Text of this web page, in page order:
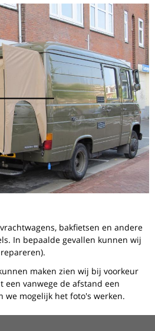
bakfietsen en andere
In bepaalde gevallen kunnen wij
maken zien wij bij voorkeur
vanwege de afstand een
we mogelijk het foto's werken.